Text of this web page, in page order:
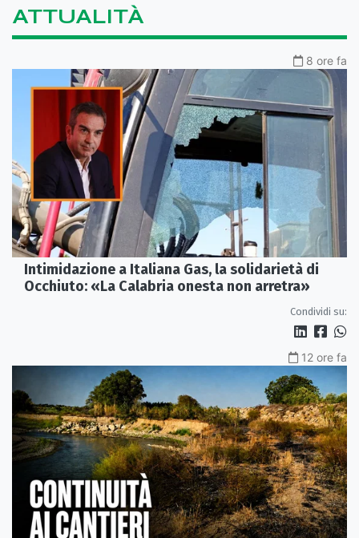
ATTUALITÀ
8 ore fa
Intimidazione a Italiana Gas, la solidarietà di
Occhiuto: «La Calabria onesta non arretra»
Condividi su:
12 ore fa